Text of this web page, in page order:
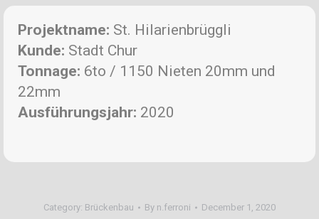
Projektname: St. Hilarienbrüggli
Kunde: Stadt Chur
Tonnage: 6to / 1150 Nieten 20mm und
22mm
Ausführungsjahr: 2020
Category: Brückenbau By n.ferroni December 1, 2020